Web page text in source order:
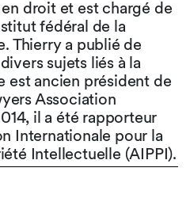
droit et est chargé de
fédéral de la
Thierry a publié de
sujets liés à la
ancien président de
Association
il a été rapporteur
Internationale pour la
Intellectuelle (AIPPI).